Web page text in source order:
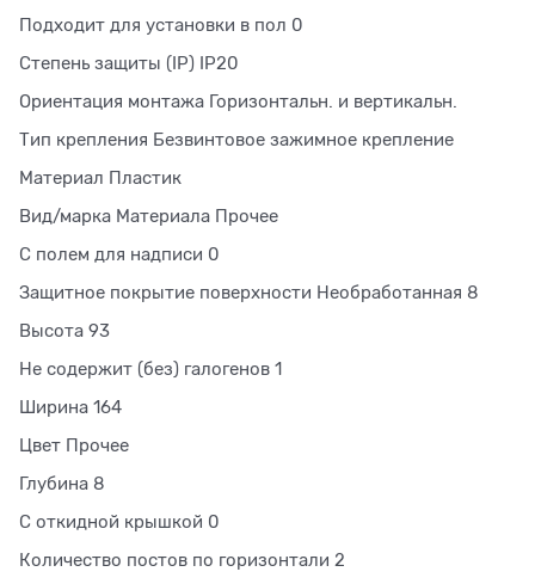
Подходит для установки в пол 0
Степень защиты (IP) IP20
Ориентация монтажа Горизонтальн. и вертикальн.
Тип крепления Безвинтовое зажимное крепление
Материал Пластик
Вид/марка Материала Прочее
С полем для надписи 0
Защитное покрытие поверхности Необработанная 8
Высота 93
Не содержит (без) галогенов 1
Ширина 164
Цвет Прочее
Глубина 8
С откидной крышкой 0
Количество постов по горизонтали 2